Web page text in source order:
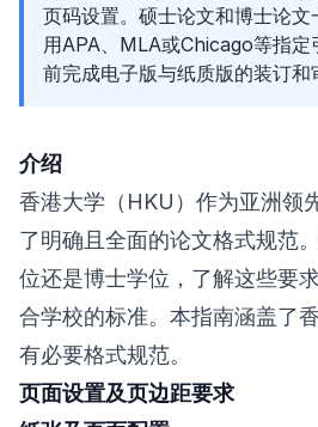
页码设置。硕士论文和博士论
用APA、MLA或Chicago等指定
前完成电子版与纸质版的装订和
介绍
香港大学（HKU）作为亚洲领
了明确且全面的论文格式规范
位还是博士学位，了解这些要
合学校的标准。本指南涵盖了
有必要格式规范。
页面设置及页边距要求